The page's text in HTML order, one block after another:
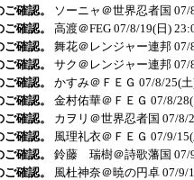
確認。
ソーニャ＠世界忍者国 07/
確認。
高渡＠FEG 07/8/19(日)
確認。
舞花＠レンジャー連邦 07/
確認。
サク＠レンジャー連邦 07/
確認。
かすみ＠ＦＥＧ 07/8/25(
確認。
金村佑華＠ＦＥＧ 07/8/
確認。
カヲリ＠世界忍者国 07/8/
確認。
風理礼衣＠ＦＥＧ 07/9/
確認。
鈴藤 瑞樹＠詩歌藩国 07/
確認。
風杜神奈＠暁の円卓 07/9/